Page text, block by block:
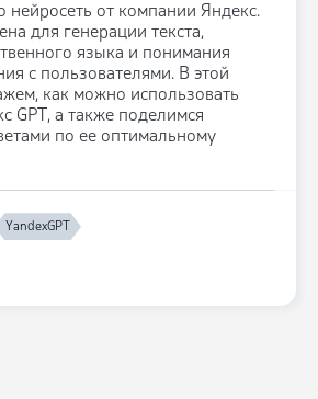
нейросеть от компании Яндекс.
для генерации текста,
языка и понимания
с пользователями. В этой
как можно использовать
GPT, а также поделимся
по ее оптимальному
YandexGPT